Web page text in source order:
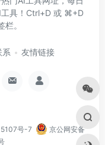
工具！Ctrl+D 或 ⌘+D
。
系 友情链接
号-7
京公网安备